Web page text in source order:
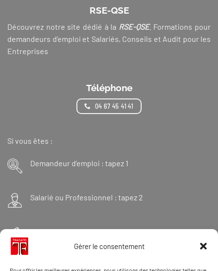
Gérer le consentement
RSE-QSE
Découvrez notre site dédié à la RSE-QSE. Formations pour
demandeurs d’emploi et Salariés, Conseils et Audit pour les
Entreprises
Téléphone
04 67 45 41 41
Si vous êtes :
Demandeur d’emploi : tapez 1
Salarié ou Professionnel : tapez 2
Financeur : tapez 3
Et « 98 » pour une formation Thanatopraxie